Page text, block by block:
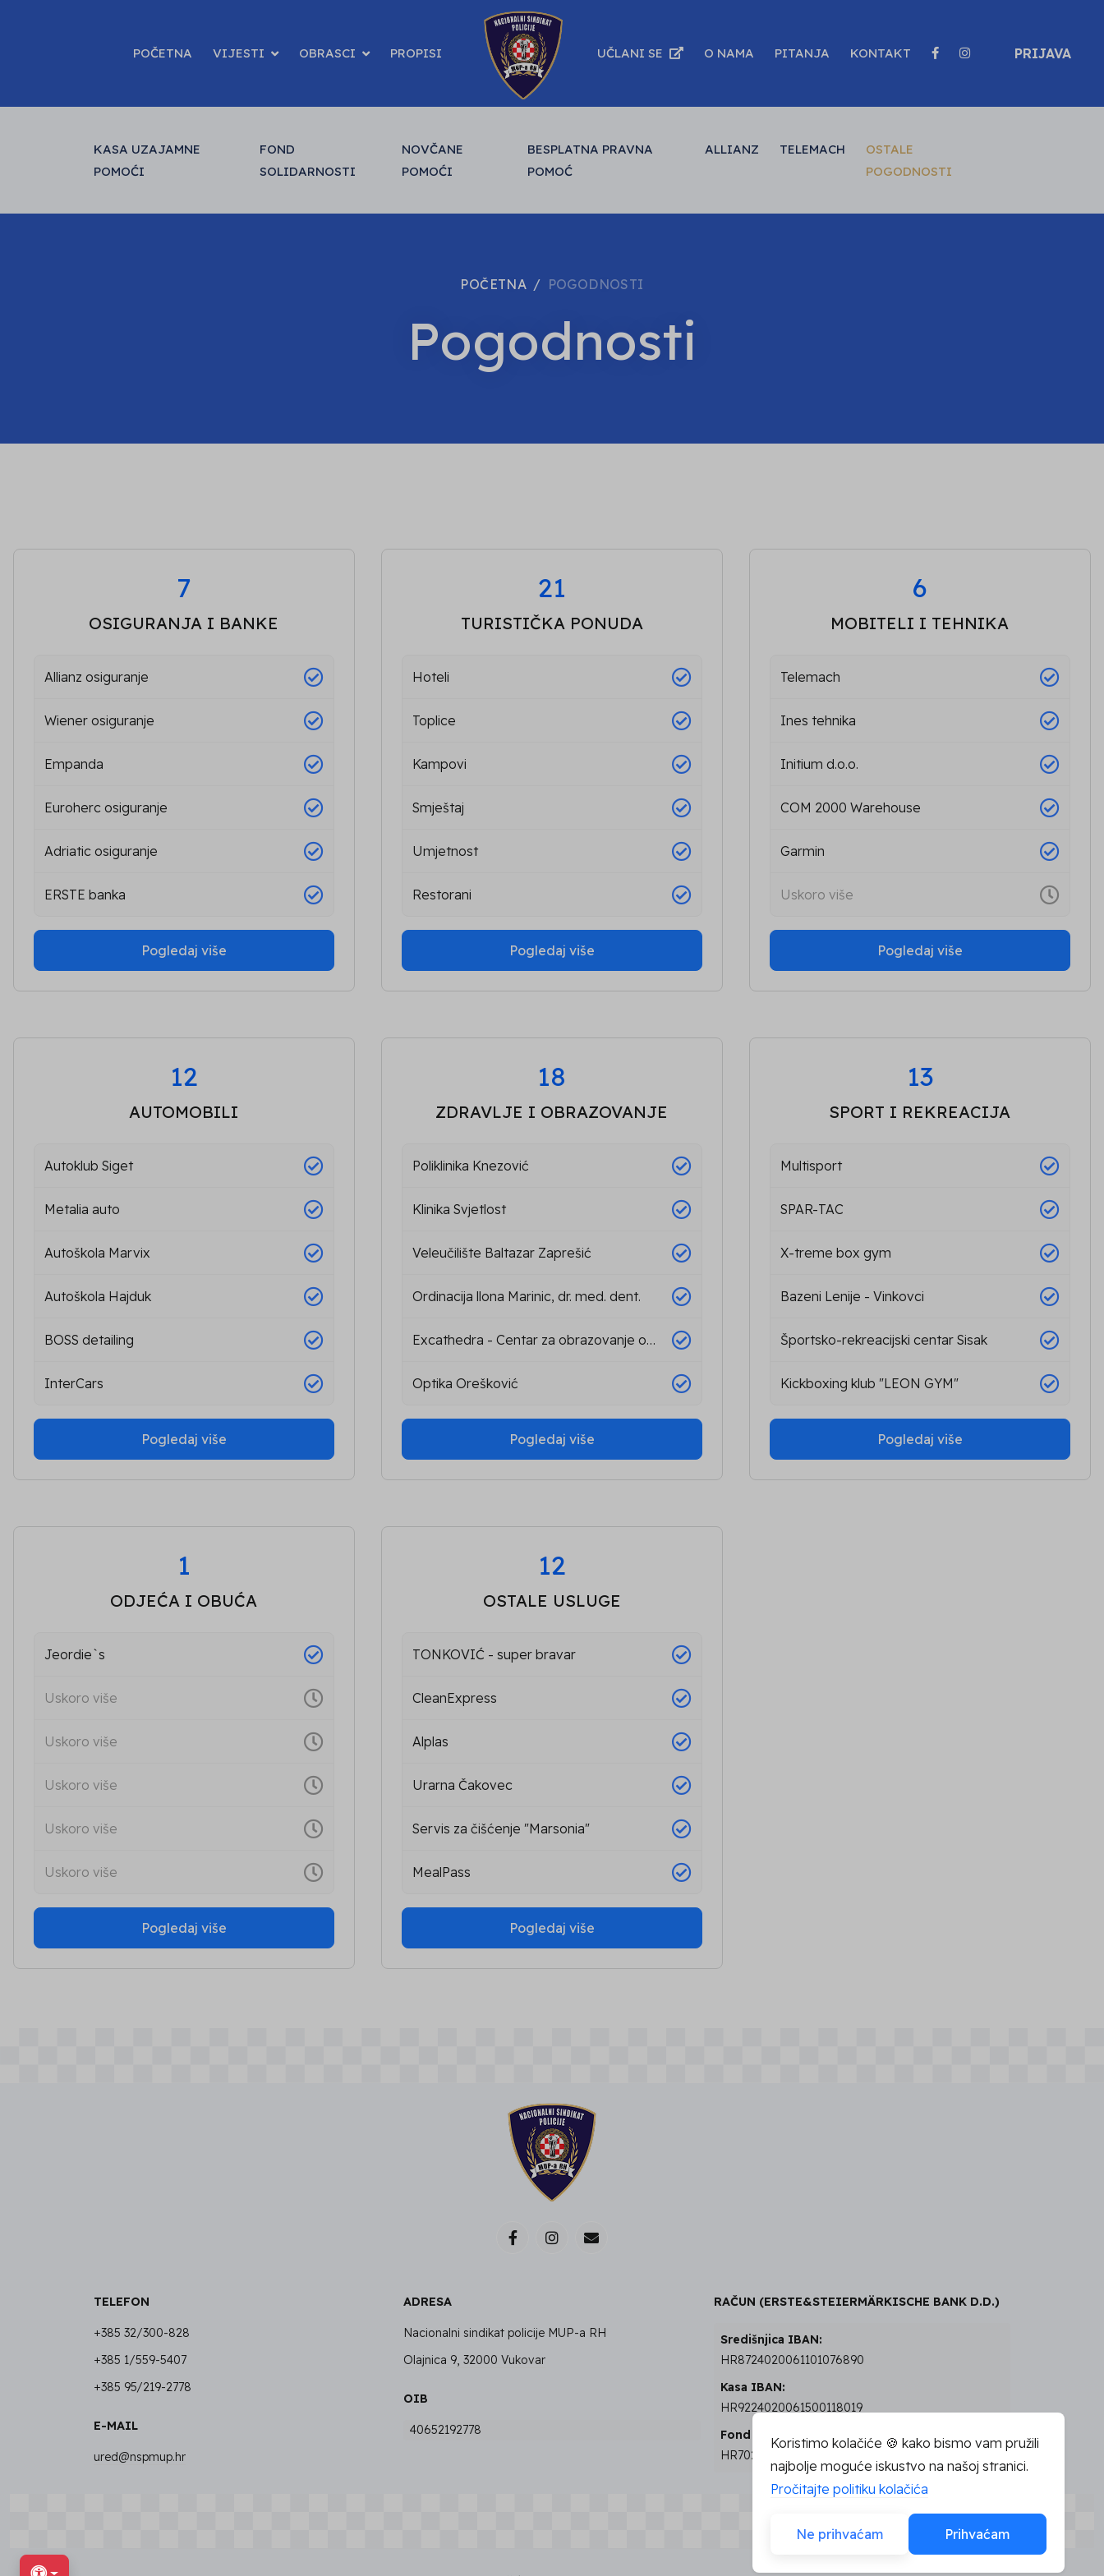
POČETNA VIJESTI OBRASCI PROPISI UČLANI SE O NAMA PITANJA KONTAKT PRIJAVA
KASA UZAJAMNE
POMOĆI
FOND
SOLIDARNOSTI
NOVČANE
POMOĆI
BESPLATNA PRAVNA
POMOĆ
ALLIANZ TELEMACH
OSTALE
POGODNOSTI
POČETNA POGODNOSTI
Pogodnosti
7
OSIGURANJA I BANKE
Allianz osiguranje
Wiener osiguranje
Empanda
Euroherc osiguranje
Adriatic osiguranje
ERSTE banka
Pogledaj više
21
TURISTIČKA PONUDA
Hoteli
Toplice
Kampovi
Smještaj
Umjetnost
Restorani
Pogledaj više
6
MOBITELI I TEHNIKA
Telemach
Ines tehnika
Initium d.o.o.
COM 2000 Warehouse
Garmin
Uskoro više
Pogledaj više
12
AUTOMOBILI
Autoklub Siget
Metalia auto
Autoškola Marvix
Autoškola Hajduk
BOSS detailing
InterCars
Pogledaj više
18
ZDRAVLJE I OBRAZOVANJE
Poliklinika Knezović
Klinika Svjetlost
Veleučilište Baltazar Zaprešić
Ordinacija llona Marinic, dr. med. dent.
Excathedra - Centar za obrazovanje odraslih
Optika Orešković
Pogledaj više
13
SPORT I REKREACIJA
Multisport
SPAR-TAC
X-treme box gym
Bazeni Lenije - Vinkovci
Športsko-rekreacijski centar Sisak
Kickboxing klub "LEON GYM"
Pogledaj više
1
ODJEĆA I OBUĆA
Jeordie`s
Uskoro više
Uskoro više
Uskoro više
Uskoro više
Uskoro više
Pogledaj više
13
OSTALE USLUGE
TONKOVIĆ - super bravar
CleanExpress
Alplas
Urarna Čakovec
Servis za čišćenje "Marsonia"
MealPass
Pogledaj više
TELEFON
+385 32/300-828
+385 1/559-5407
+385 95/219-2778
E-MAIL
ured@nspmup.hr
ADRESA
Nacionalni sindikat policije MUP-a RH
Olajnica 9, 32000 Vukovar
OIB
40652192778
RAČUN (ERSTE&STEIERMÄRKISCHE BANK D.D.)
Središnjica IBAN:
HR8724020061101076890
Kasa IBAN:
HR9224020061500118019
Fond IBAN:
HR7024020061500118027
Koristimo kolačiće 🍪 kako bismo vam pružili
najbolje moguće iskustvo na našoj stranici.
Pročitajte politiku kolačića
Ne prihvaćam Prihvaćam